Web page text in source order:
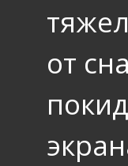
от